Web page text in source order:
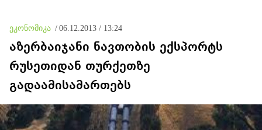
ეკონომიკა / 06.12.2013 / 13:24
აზერბაიჯანი ნავთობის ექსპორტს
რუსეთიდან თურქეთზე
გადაამისამართებს